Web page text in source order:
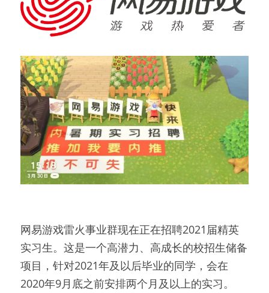
网易游戏雷火事业群现在正在招聘2021届精英
实习生。这是一个高潜力、高成长的校招生储备
项目，针对2021年及以后毕业的同学，会在
2020年9月底之前安排两个月及以上的实习。